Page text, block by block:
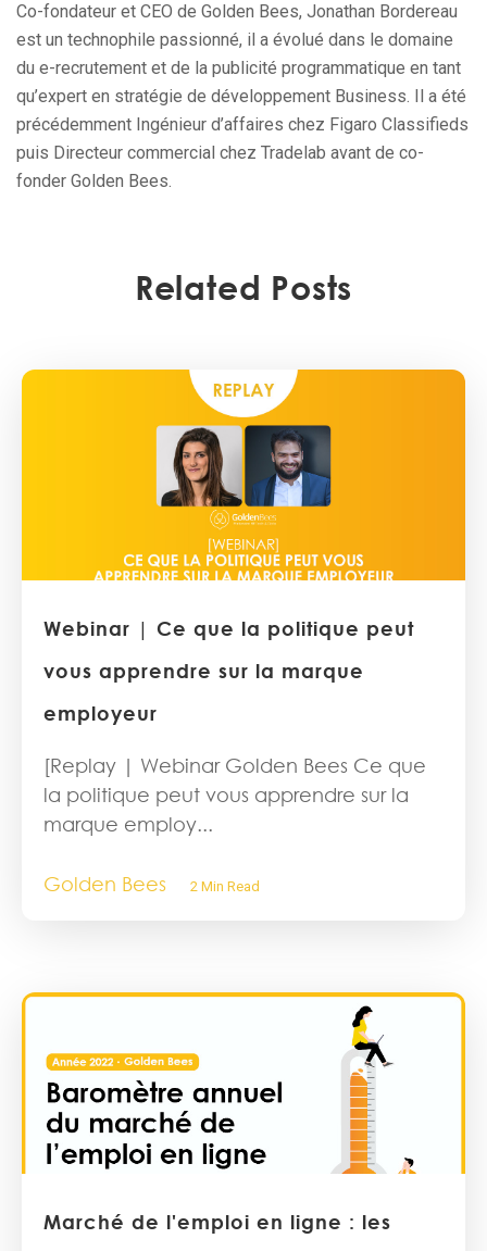
Co-fondateur et CEO de Golden Bees, Jonathan Bordereau
est un technophile passionné, il a évolué dans le domaine
du e-recrutement et de la publicité programmatique en tant
qu’expert en stratégie de développement Business. Il a été
précédemment Ingénieur d’affaires chez Figaro Classifieds
puis Directeur commercial chez Tradelab avant de co-
fonder Golden Bees.
Related Posts
Webinar | Ce que la politique peut
vous apprendre sur la marque
employeur
[Replay | Webinar Golden Bees Ce que
la politique peut vous apprendre sur la
marque employ...
Golden Bees 2 Min Read
Marché de l'emploi en ligne : les